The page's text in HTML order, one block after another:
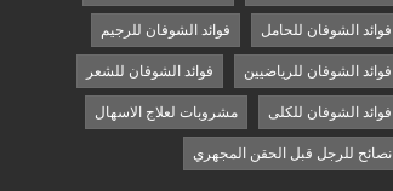
فوائد الشوفان للحامل فوائد الشوفان للرجيم
فوائد الشوفان للرياضيين فوائد الشوفان للشعر
فوائد الشوفان للكلى مشروبات لعلاج الاسهال
نصائح للرجل قبل الحقن المجهري